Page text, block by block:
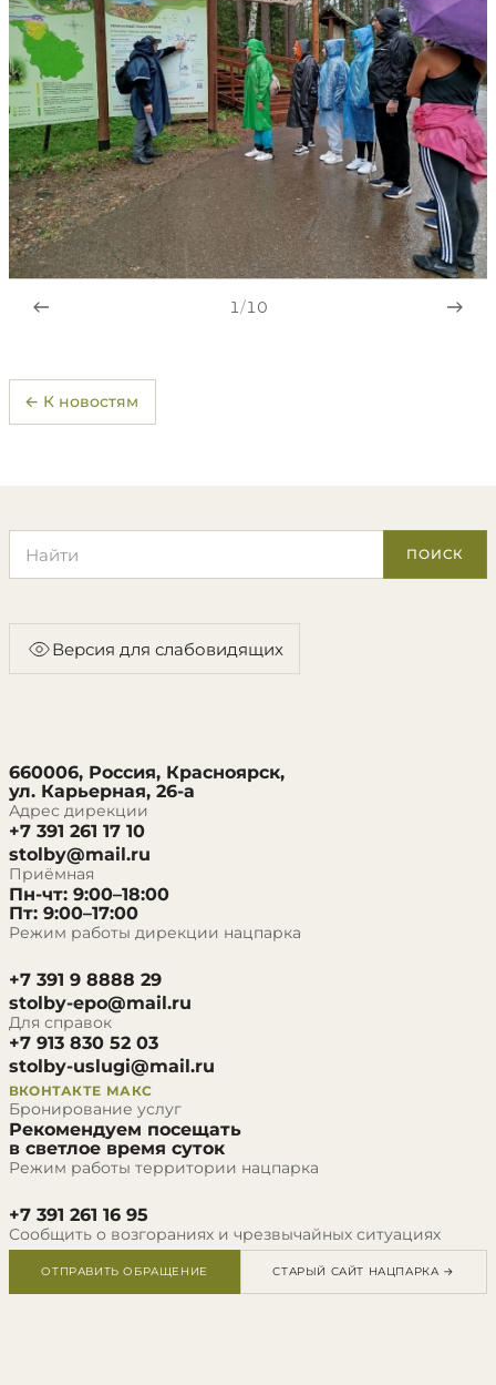
1/10
← К новостям
ПОИСК
Версия для слабовидящих
660006, Россия, Красноярск,
ул. Карьерная, 26-а
Адрес дирекции
+7 391 261 17 10
stolby@mail.ru
Приёмная
Пн-чт: 9:00–18:00
Пт: 9:00–17:00
Режим работы дирекции нацпарка
+7 391 9 8888 29
stolby-epo@mail.ru
Для справок
+7 913 830 52 03
stolby-uslugi@mail.ru
ВКОНТАКТЕ МАКС
Бронирование услуг
Рекомендуем посещать
в светлое время суток
Режим работы территории нацпарка
+7 391 261 16 95
Сообщить о возгораниях и чрезвычайных ситуациях
ОТПРАВИТЬ ОБРАЩЕНИЕ СТАРЫЙ САЙТ НАЦПАРКА →